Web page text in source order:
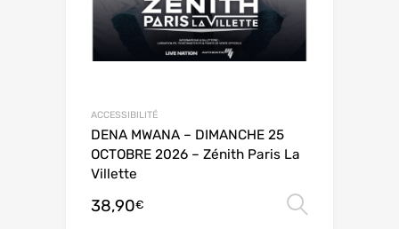
ACCESSIBILITÉ
DENA MWANA – DIMANCHE 25
OCTOBRE 2026 – Zénith Paris La
Villette
38,90€